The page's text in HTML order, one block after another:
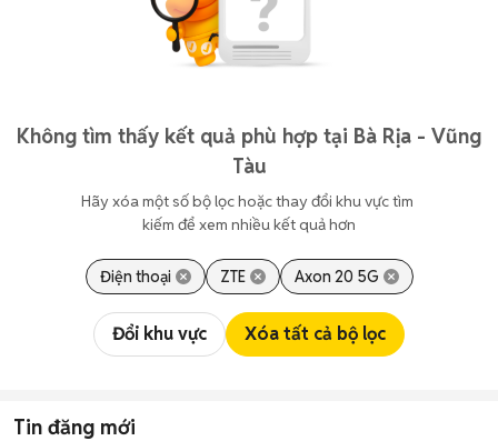
Không tìm thấy kết quả phù hợp tại Bà Rịa - Vũng
Tàu
Hãy xóa một số bộ lọc hoặc thay đổi khu vực tìm
kiếm để xem nhiều kết quả hơn
Điện thoại ZTE Axon 20 5G
Đổi khu vực Xóa tất cả bộ lọc
Tin đăng mới